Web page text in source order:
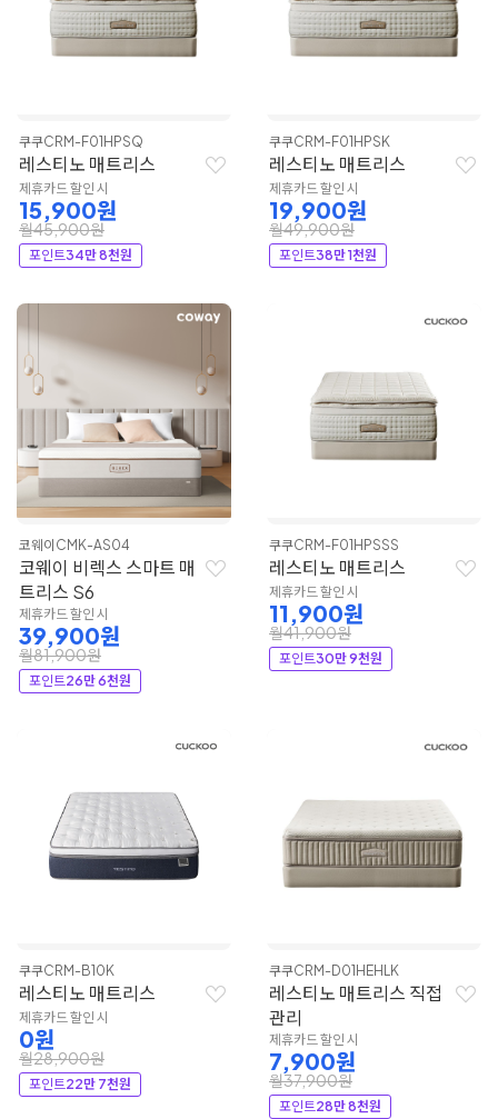
쿠쿠CRM-F01HPSQ
레스티노 매트리스
제휴카드 할인 시
15,900원
월45,900원
포인트34만 8천원
쿠쿠CRM-F01HPSK
레스티노 매트리스
제휴카드 할인 시
19,900원
월49,900원
포인트38만 1천원
코웨이 CMK-AS04
코웨이 비렉스 스마트 매
트리스 S6
제휴카드 할인 시
39,900원
월81,900원
포인트26만 6천원
쿠쿠CRM-F01HPSSS
레스티노 매트리스
제휴카드 할인 시
11,900원
월41,900원
포인트30만 9천원
쿠쿠CRM-B10K
레스티노 매트리스
제휴카드 할인 시
0원
월28,900원
포인트22만 7천원
쿠쿠CRM-D01HEHLK
레스티노 매트리스 직접
관리
제휴카드 할인 시
7,900원
월37,900원
포인트28만 8천원